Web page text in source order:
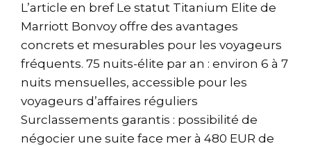
L’article en bref Le statut Titanium Elite de
Marriott Bonvoy offre des avantages
concrets et mesurables pour les voyageurs
fréquents. 75 nuits-élite par an : environ 6 à 7
nuits mensuelles, accessible pour les
voyageurs d’affaires réguliers
Surclassements garantis : possibilité de
négocier une suite face mer à 480 EUR de